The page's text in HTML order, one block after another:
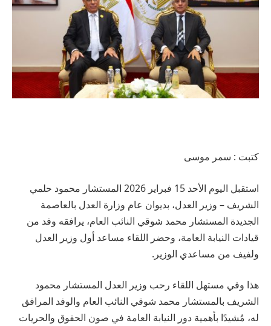
كتبت : سمر موسى
استقبل اليوم الأحد 15 فبراير 2026 المستشار محمود حلمي
الشريف – وزير العدل، بديوان عام وزارة العدل بالعاصمة
الجديدة المستشار محمد شوقي النائب العام، يرافقه وفد من
قيادات النيابة العامة، وحضر اللقاء مساعد أول وزير العدل
ولفيف من مساعدي الوزير.
هذا وفي مستهل اللقاء رحب وزير العدل المستشار محمود
الشريف بالمستشار محمد شوقي النائب العام والوفد المرافق
له، مُشيدًا بأهمية دور النيابة العامة في صون الحقوق والحريات